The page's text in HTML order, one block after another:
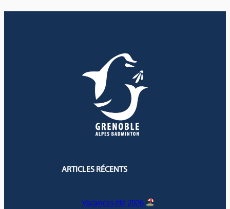
ARTICLES RÉCENTS
Vacances été 2026